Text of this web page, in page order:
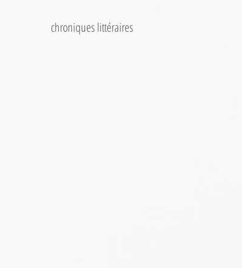
chroniques littéraires